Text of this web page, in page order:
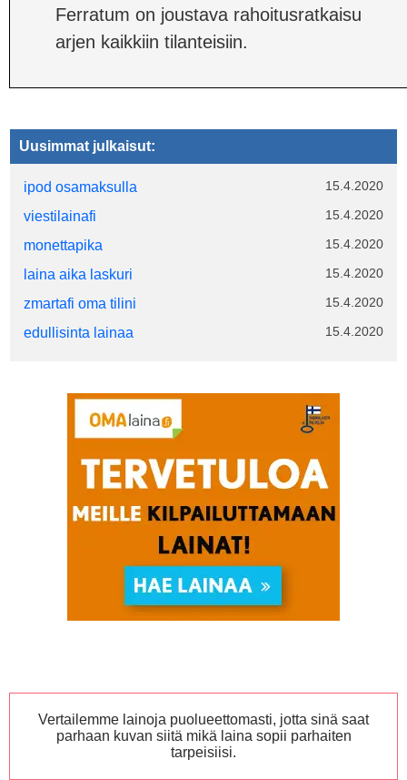
Ferratum on joustava rahoitusratkaisu
arjen kaikkiin tilanteisiin.
Uusimmat julkaisut:
ipod osamaksulla 15.4.2020
viestilainafi 15.4.2020
monettapika 15.4.2020
laina aika laskuri 15.4.2020
zmartafi oma tilini 15.4.2020
edullisinta lainaa 15.4.2020
Vertailemme lainoja puolueettomasti, jotta sinä saat
parhaan kuvan siitä mikä laina sopii parhaiten
tarpeisiisi.